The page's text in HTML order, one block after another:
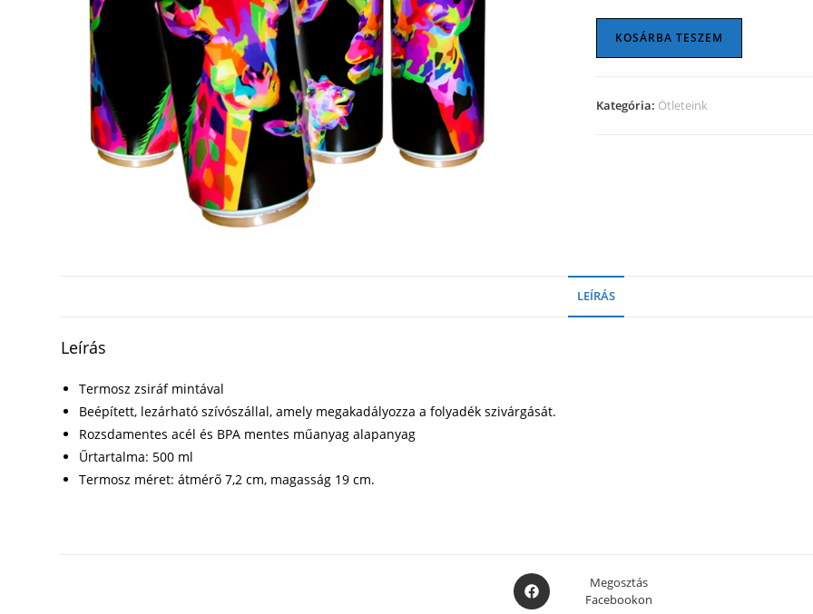
Termosz
mennyiség
KOSÁRBA TESZEM
Kategória: Ötleteink
LEÍRÁS
Leírás
Termosz zsiráf mintával
Beépített, lezárható szívószállal, amely megakadályozza a folyadék szivárgását.
Rozsdamentes acél és BPA mentes műanyag alapanyag
Űrtartalma: 500 ml
Termosz méret: átmérő 7,2 cm, magasság 19 cm.
Opens
in
Megosztás
Facebookon